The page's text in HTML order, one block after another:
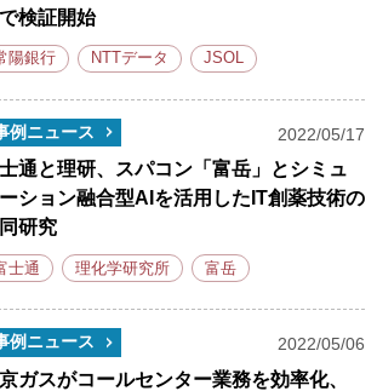
検証開始
陽銀行 NTTデータ JSOL
例ニュース 2022/05/17
通と理研、スパコン「富岳」とシミュ
ション融合型AIを活用したIT創薬技術の
研究
士通 理化学研究所 富岳
例ニュース 2022/05/06
ガスがコールセンター業務を効率化、